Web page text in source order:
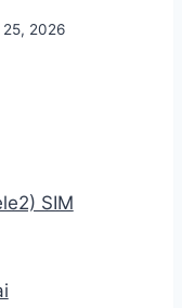
25, 2026
SIM